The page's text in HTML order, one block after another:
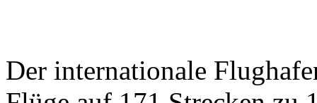
Der internationale